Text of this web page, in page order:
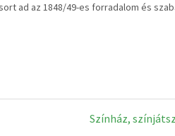
ad az 1848/49-es forradalom és
Színház,